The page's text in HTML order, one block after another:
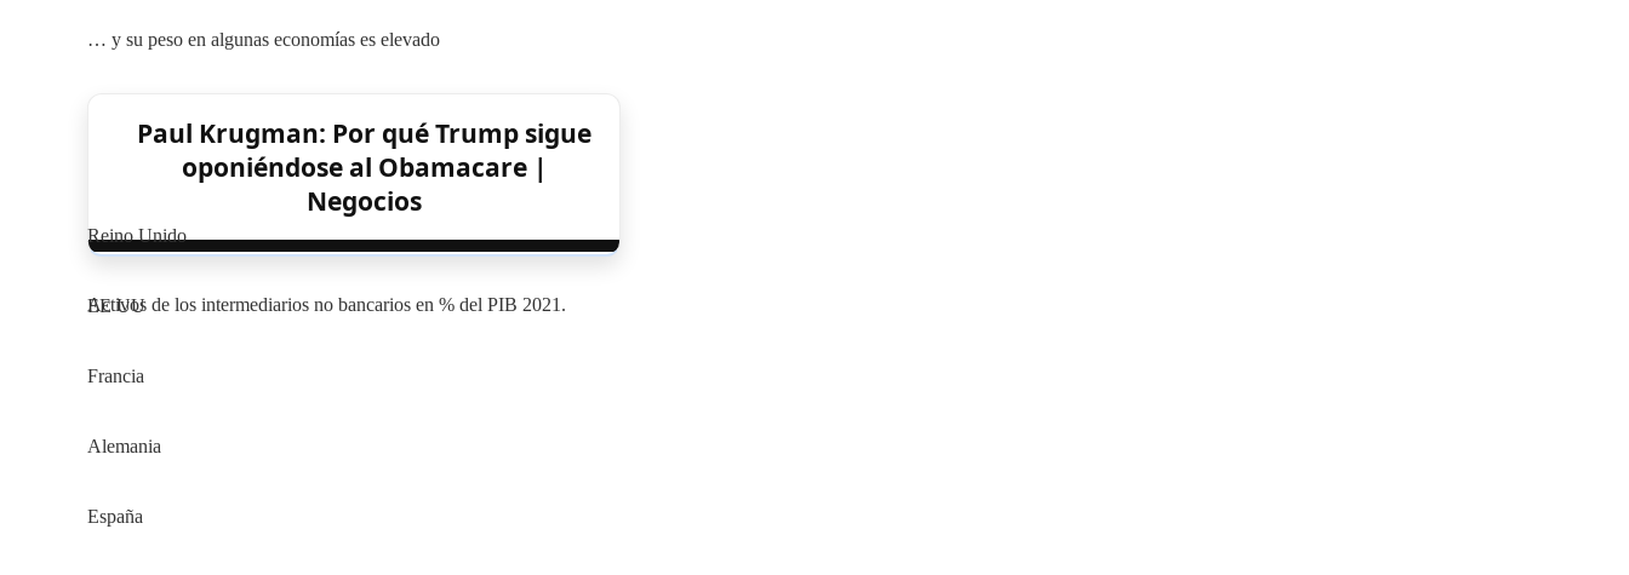
… y su peso en algunas economías es elevado
Paul Krugman: Por qué Trump sigue
oponiéndose al Obamacare |
Negocios
Activos de los intermediarios no bancarios en % del PIB 2021.
Reino Unido
EE UU
Francia
Alemania
España